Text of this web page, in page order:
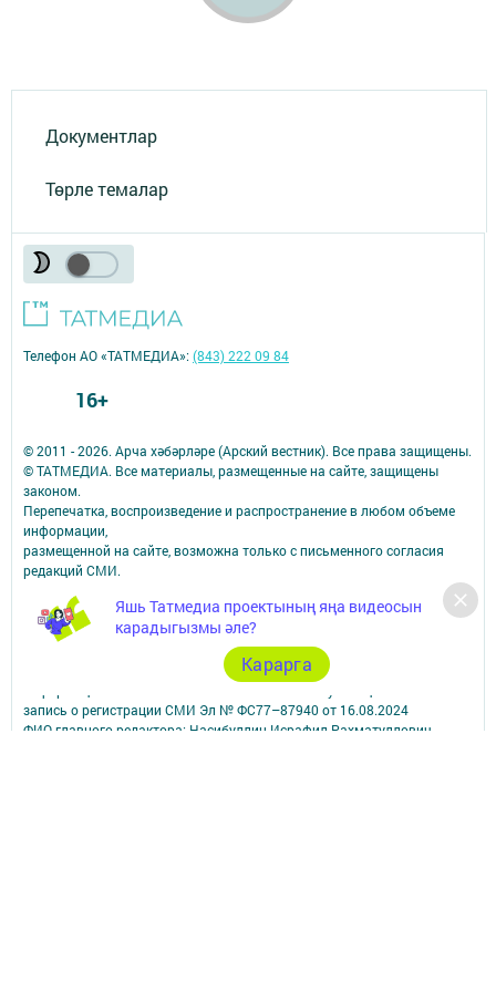
Документлар
Төрле темалар
Яшь Татмедиа проектының яңа видеосын
карадыгызмы әле?
Карарга
© 2011 - 2026. Арча хәбәрләре (Арский вестник). Все права защищены.
© ТАТМЕДИА. Все материалы, размещенные на сайте, защищены
законом.
Перепечатка, воспроизведение и распространение в любом объеме
информации,
размещенной на сайте, возможна только с письменного согласия
редакций СМИ.
При поддержке Республиканского агентства по печати и массовым
коммуникациям.
Наименование СМИ: Арча хәбәрләре (Арский вестник)
СМИ зарегистрировано Федеральной службой по надзору в сфере
запись о регистрации СМИ Эл № ФС77–87940 от 16.08.2024
ФИО главного редактора: Насибуллин Исрафил Рахматуллович
Телефон АО «ТАТМЕДИА»:(843) 222 09 84
16+